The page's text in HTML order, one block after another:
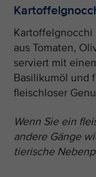
Kartoffelgnocchi
aus Tomaten,
serviert mit
Basilikumöl und
fleischloser
Wenn Sie ein
andere Gänge
tierische